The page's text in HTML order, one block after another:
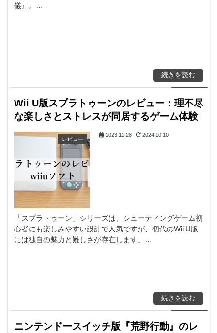
儀』。…
続きを読む
Wii U版スプラトゥーンのレビュー：理不尽
な楽しさとストレスが同居するゲーム体験
レビュー
2023.12.28 2024.10.10
「スプラトゥーン」シリーズは、シューティングゲーム初
心者にも楽しみやすい設計で人気ですが、初代のWii U版
には独自の魅力と難しさが存在します。…
続きを読む
ニンテンドースイッチ版『荒野行動』のレ